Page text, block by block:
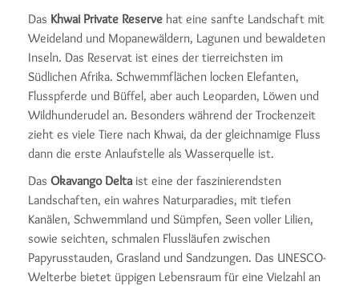
Das Khwai Private Reserve hat eine sanfte Landschaft mit
Weideland und Mopanewäldern, Lagunen und bewalde­ten
Inseln. Das Reservat ist eines der tierreichsten im
Südlichen Afrika. Schwemmflächen locken Elefanten,
Flusspferde und Büffel, aber auch Leoparden, Löwen und
Wildhunderudel an. Besonders während der Trockenzeit
zieht es viele Tiere nach Khwai, da der gleichnamige Fluss
dann die erste Anlaufstelle als Wasserquelle ist.
Das Okavango Delta ist eine der faszinierendsten
Landschaften, ein wahres Naturparadies, mit tiefen
Kanälen, Schwemmland und Sümpfen, Seen voller Lilien,
sowie seichten, schmalen Flussläufen zwischen
Papyrusstauden, Grasland und Sandzungen. Das UNESCO-
Welterbe bietet üppigen Lebensraum für eine Vielzahl an